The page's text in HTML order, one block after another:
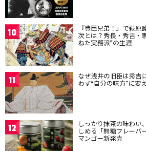
10 『豊臣兄弟！』で萩
次とは？秀長・秀吉・
ねた実務派”の生涯
11 なぜ浅井の旧臣は秀吉
わず“自分の味方”に変
12 しっかり抹茶の味わい
しめる「無糖フレーバ
マンゴー新発売